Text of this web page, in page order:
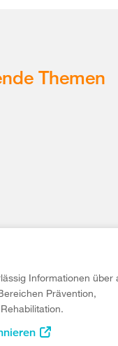
Themen
Informationen über
Prävention,